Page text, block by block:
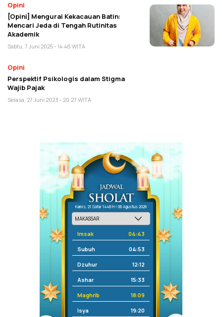
Opini
[Opini] Mengurai Kekacauan Batin:
Mencari Jeda di Tengah Rutinitas
Akademik
Sabtu, 7 Juni 2025 - 14:46 WITA
Opini
Perspektif Psikologis dalam Stigma
Wajib Pajak
Selasa, 27 Juni 2023 - 20:27 WITA
Kamis, 21 Safar 1448 H / 06 Agustus 2026
Imsak 04:43
Subuh 04:53
Dzuhur 12:12
Ashar 15:33
Maghrib 18:09
Isya 19:20